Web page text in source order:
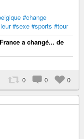
#change
#sexe #sports #tour
a changé... de
0 0 0